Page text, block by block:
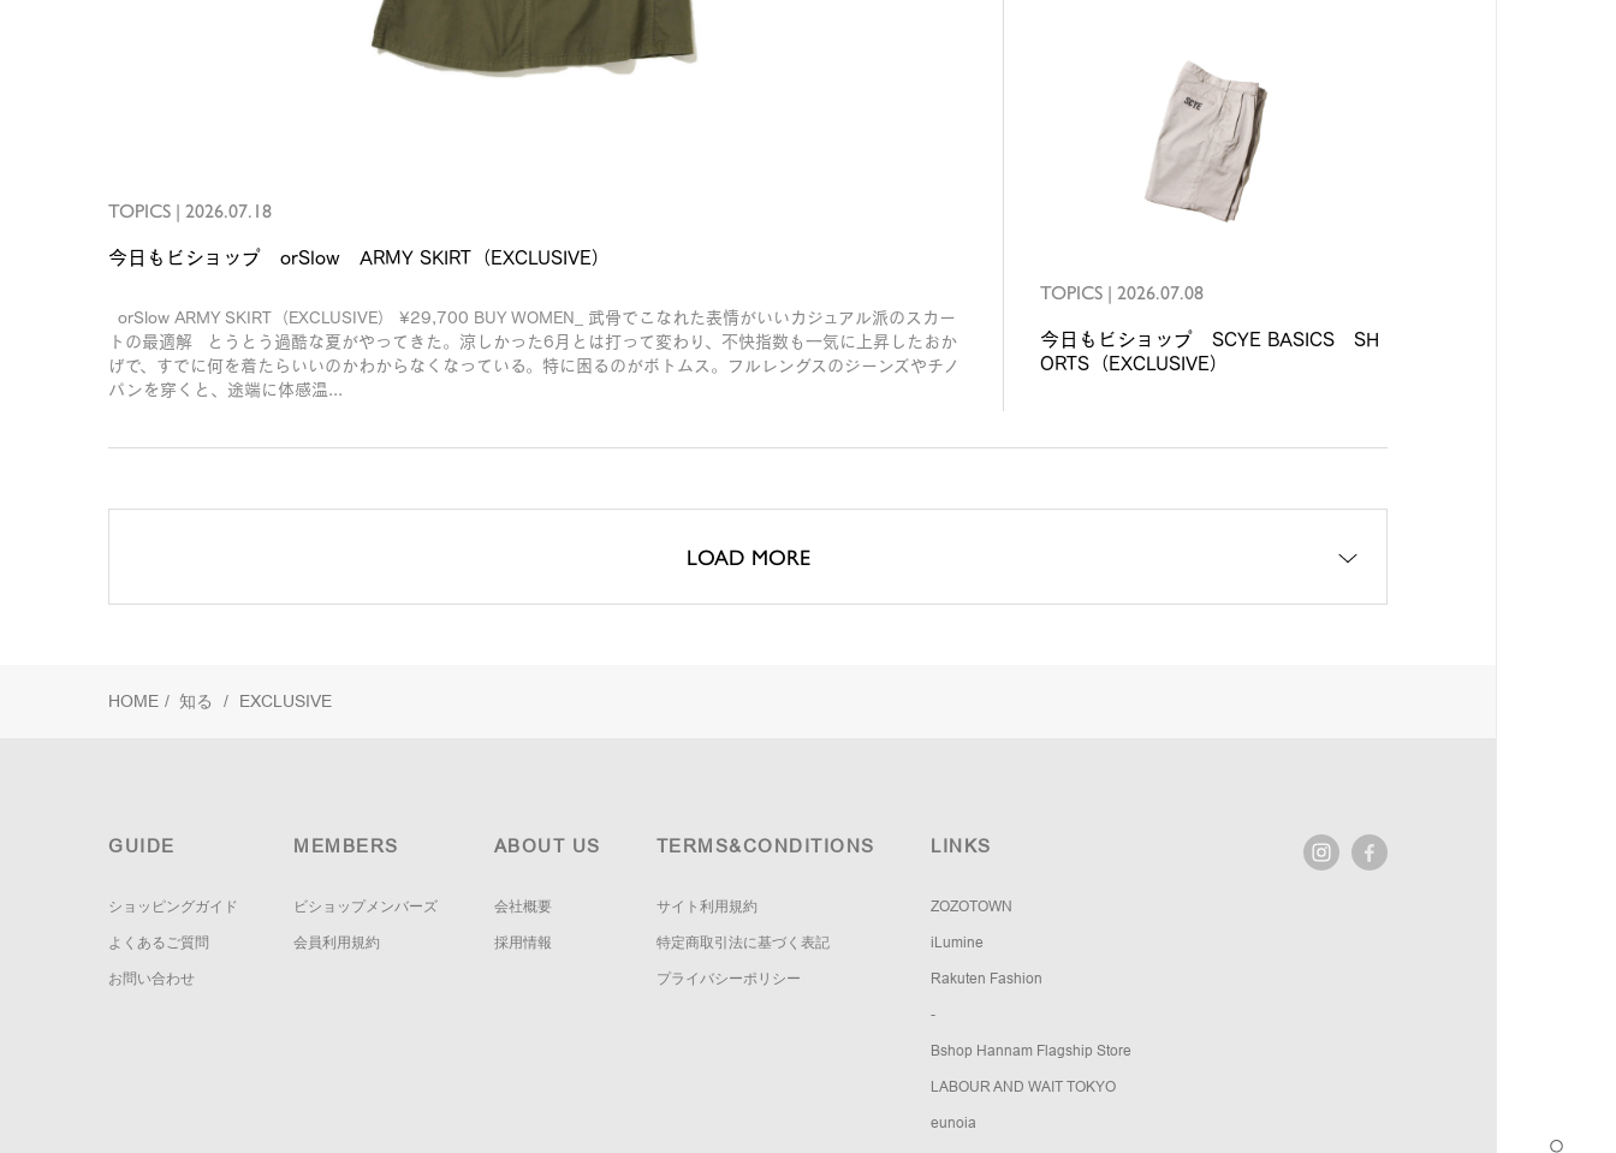
TOPICS | 2026.07.18
今日もビショップ orSlow ARMY SKIRT（EXCLUSIVE）
orSlow ARMY SKIRT（EXCLUSIVE） ¥29,700 BUY WOMEN_ 武骨でこなれた表情がいいカジュアル派のスカー
トの最適解 とうとう過酷な夏がやってきた。涼しかった6月とは打って変わり、不快指数も一気に上昇したおか
げで、すでに何を着たらいいのかわからなくなっている。特に困るのがボトムス。フルレングスのジーンズやチノ
パンを穿くと、途端に体感温...
TOPICS| 2026.07.08
今日もビショップ SCYE BASICS SH
ORTS（EXCLUSIVE）
LOAD MORE
HOME / 知る / EXCLUSIVE
GUIDE
ショッピングガイド
よくあるご質問
お問い合わせ
MEMBERS
ビショップメンバーズ
会員利用規約
ABOUT US
会社概要
採用情報
TERMS&CONDITIONS
サイト利用規約
特定商取引法に基づく表記
プライバシーポリシー
LINKS
ZOZOTOWN
iLumine
Rakuten Fashion
-
Bshop Hannam Flagship Store
LABOUR AND WAIT TOKYO
eunoia